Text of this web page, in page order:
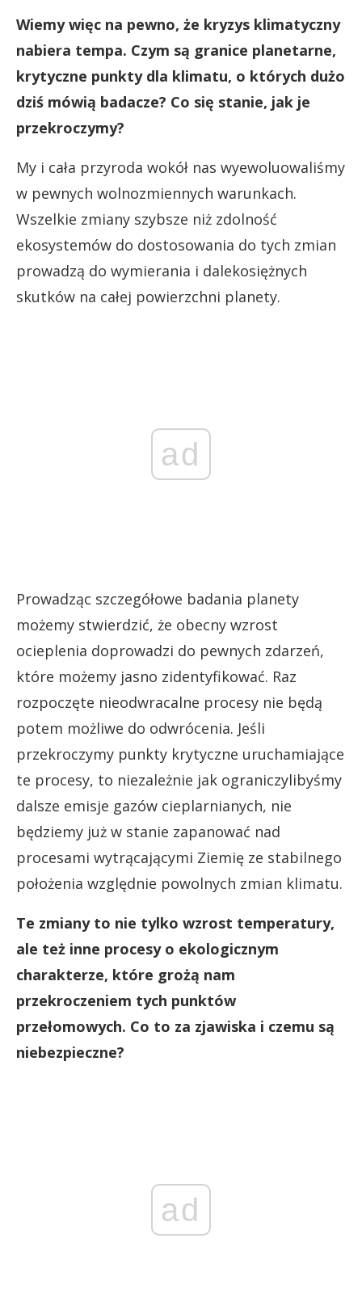
Wiemy więc na pewno, że kryzys klimatyczny
nabiera tempa. Czym są granice planetarne,
krytyczne punkty dla klimatu, o których dużo
dziś mówią badacze? Co się stanie, jak je
przekroczymy?
My i cała przyroda wokół nas wyewoluowaliśmy
w pewnych wolnozmiennych warunkach.
Wszelkie zmiany szybsze niż zdolność
ekosystemów do dostosowania do tych zmian
prowadzą do wymierania i dalekosiężnych
skutków na całej powierzchni planety.
ad
Prowadząc szczegółowe badania planety
możemy stwierdzić, że obecny wzrost
ocieplenia doprowadzi do pewnych zdarzeń,
które możemy jasno zidentyfikować. Raz
rozpoczęte nieodwracalne procesy nie będą
potem możliwe do odwrócenia. Jeśli
przekroczymy punkty krytyczne uruchamiające
te procesy, to niezależnie jak ograniczylibyśmy
dalsze emisje gazów cieplarnianych, nie
będziemy już w stanie zapanować nad
procesami wytrącającymi Ziemię ze stabilnego
położenia względnie powolnych zmian klimatu.
Te zmiany to nie tylko wzrost temperatury,
ale też inne procesy o ekologicznym
charakterze, które grożą nam
przekroczeniem tych punktów
przełomowych. Co to za zjawiska i czemu są
niebezpieczne?
ad